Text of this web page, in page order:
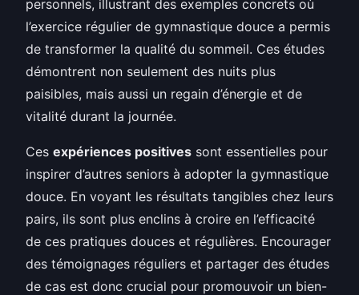
personnels, illustrant des exemples concrets où
l’exercice régulier de gymnastique douce a permis
de transformer la qualité du sommeil. Ces études
démontrent non seulement des nuits plus
paisibles, mais aussi un regain d’énergie et de
vitalité durant la journée.
Ces expériences positives sont essentielles pour
inspirer d’autres seniors à adopter la gymnastique
douce. En voyant les résultats tangibles chez leurs
pairs, ils sont plus enclins à croire en l’efficacité
de ces pratiques douces et régulières. Encourager
des témoignages réguliers et partager des études
de cas est donc crucial pour promouvoir un bien-